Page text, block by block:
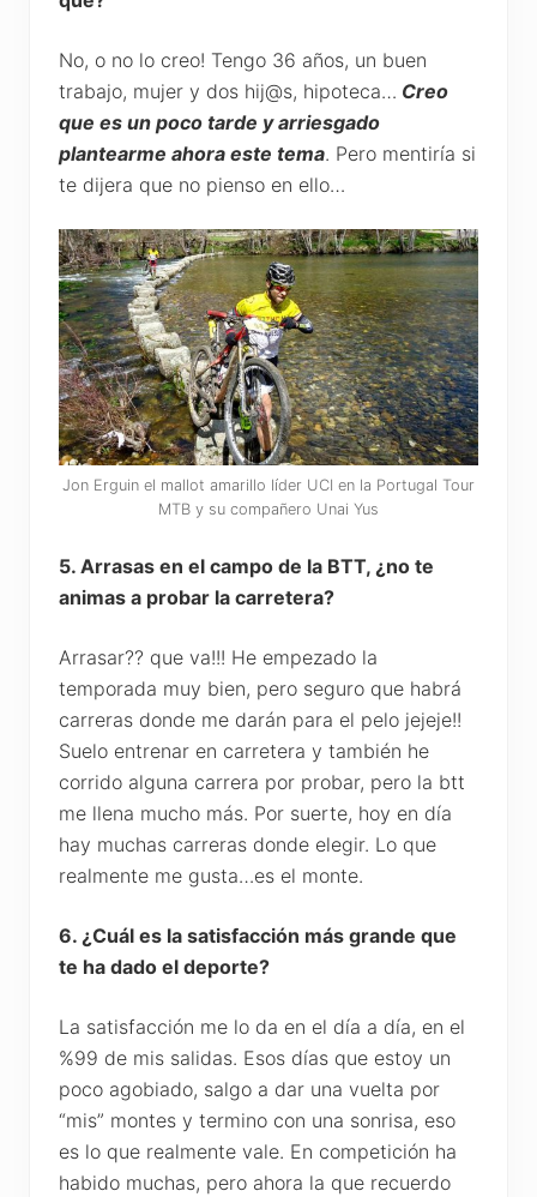
No, o no lo creo! Tengo 36 años, un buen
trabajo, mujer y dos hij@s, hipoteca… Creo
que es un poco tarde y arriesgado
plantearme ahora este tema. Pero mentiría si
te dijera que no pienso en ello…
Jon Erguin el mallot amarillo líder UCI en la Portugal Tour
MTB y su compañero Unai Yus
5. Arrasas en el campo de la BTT, ¿no te
animas a probar la carretera?
Arrasar?? que va!!! He empezado la
temporada muy bien, pero seguro que habrá
carreras donde me darán para el pelo jejeje!!
Suelo entrenar en carretera y también he
corrido alguna carrera por probar, pero la btt
me llena mucho más. Por suerte, hoy en día
hay muchas carreras donde elegir. Lo que
realmente me gusta…es el monte.
6. ¿Cuál es la satisfacción más grande que
te ha dado el deporte?
La satisfacción me lo da en el día a día, en el
%99 de mis salidas. Esos días que estoy un
poco agobiado, salgo a dar una vuelta por
“mis” montes y termino con una sonrisa, eso
es lo que realmente vale. En competición ha
habido muchas, pero ahora la que recuerdo